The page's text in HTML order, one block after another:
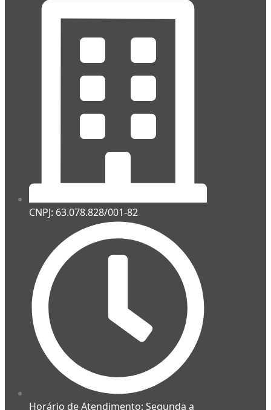
CNPJ: 63.078.828/001-82
Horário de Atendimento: Segunda a